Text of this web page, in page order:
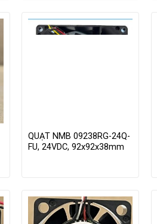
QUẠT NMB 09238RG-24Q-
FU, 24VDC, 92x92x38mm